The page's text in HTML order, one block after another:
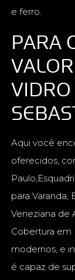
e ferro.
PARA
Aqui você
oferecidos,
para Varanda,
Veneziana de
Cobertura
modernos, e
é capaz de